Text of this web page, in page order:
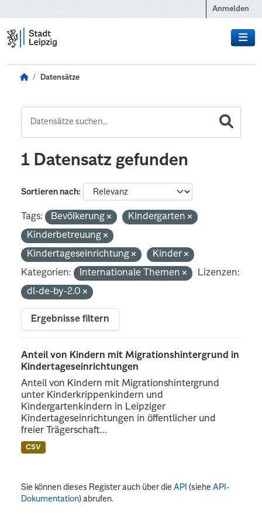
Anmelden
Datensätze
1 Datensatz gefunden
Sortieren nach
Tags: Bevölkerung
Kindergarten
Kinderbetreuung
Kindertageseinrichtung
Kinder
Kategorien:
Internationale Themen
Lizenzen:
dl-de-by-2.0
Ergebnisse filtern
Anteil von Kindern mit Migrationshintergrund in
Kindertageseinrichtungen
Anteil von Kindern mit Migrationshintergrund
unter Kinderkrippenkindern und
Kindergartenkindern in Leipziger
Kindertageseinrichtungen in öffentlicher und
freier Trägerschaft...
CSV
Sie können dieses Register auch über dieAPI (sieheAPI-
Dokumentation) abrufen.